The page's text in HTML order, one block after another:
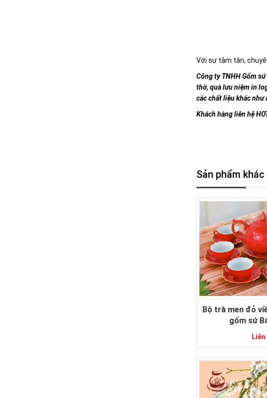
Với sự tậm tân,
Công ty TNHH Gốm
thờ, quà lưu niệm in
các chất liệu khác như
Khách hàng liên hệ
Sản phẩm khác
Bộ trà men đỏ
gốm sứ
Liên